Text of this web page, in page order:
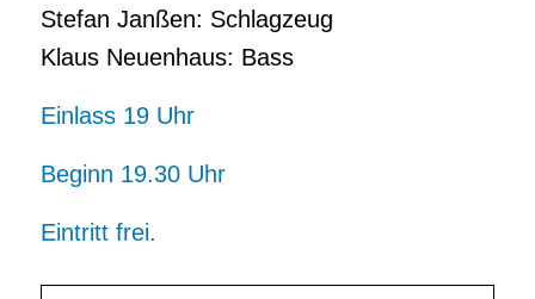
Stefan Janßen: Schlagzeug
Klaus Neuenhaus: Bass
Einlass 19 Uhr
Beginn 19.30 Uhr
Eintritt frei.